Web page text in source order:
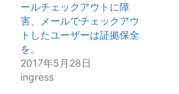
ールチェックアウトに障
害、メールでチェックアウ
トしたユーザーは証拠保全
を。
2017年5月28日
ingress